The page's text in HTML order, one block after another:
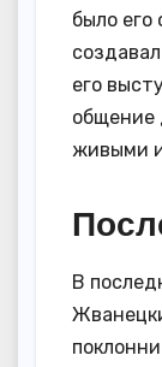
было
его
общение
живыми
В